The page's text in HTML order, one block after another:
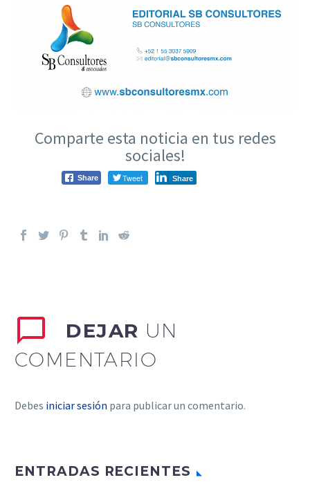
Comparte esta noticia en tus redes
sociales!
Share Tweet Share
DEJAR UN
COMENTARIO
Debes iniciar sesión para publicar un comentario.
ENTRADAS RECIENTES